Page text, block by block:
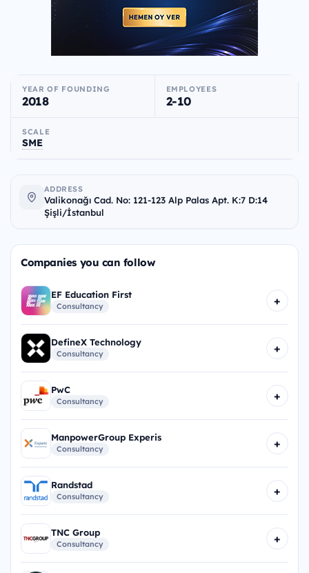
YEAR OF FOUNDING
2018
EMPLOYEES
2-10
SCALE
SME
ADDRESS
Valikonağı Cad. No: 121-123 Alp Palas Apt. K:7 D:14
Şişli/İstanbul
Companies you can follow
EF Education First
Consultancy +
DefineX Technology
Consultancy +
PwC
Consultancy +
ManpowerGroup Experis
Consultancy +
Randstad
Consultancy +
TNC Group
Consultancy +